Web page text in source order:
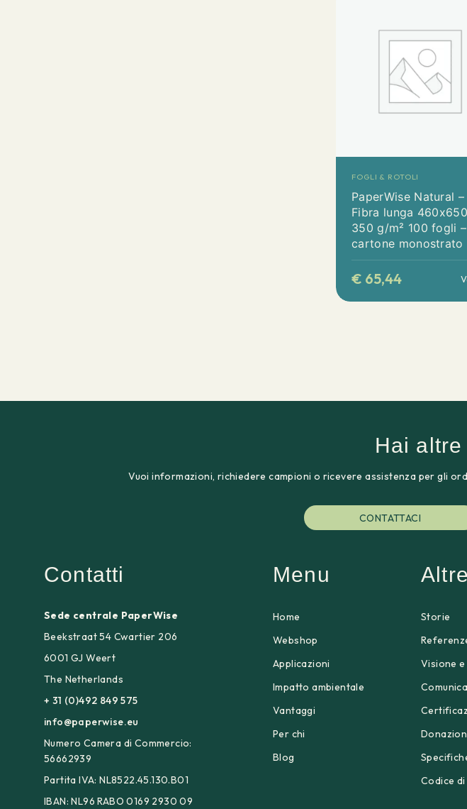
FOGLI & ROTOLI
PaperWise Natural –
Fibra lunga
350 g/m² 100 fogli –
cartone monostrato
€ 65,44
Hai
Vuoi informazioni, richiedere campioni o ricevere assistenza per gli
CONTATTACI
Contatti
Sede centrale PaperWise
Beekstraat 54 Cwartier 206
6001 GJ Weert
The Netherlands
+ 31 (0)492 849 575
info@paperwise.eu
Numero Camera di Commercio:
56662939
Partita IVA: NL8522.45.130.B01
IBAN: NL96 RABO 0169 2930 09
Menu
Home
Webshop
Applicazioni
Impatto ambientale
Vantaggi
Per chi
Blog
Storie
Visione
Codice